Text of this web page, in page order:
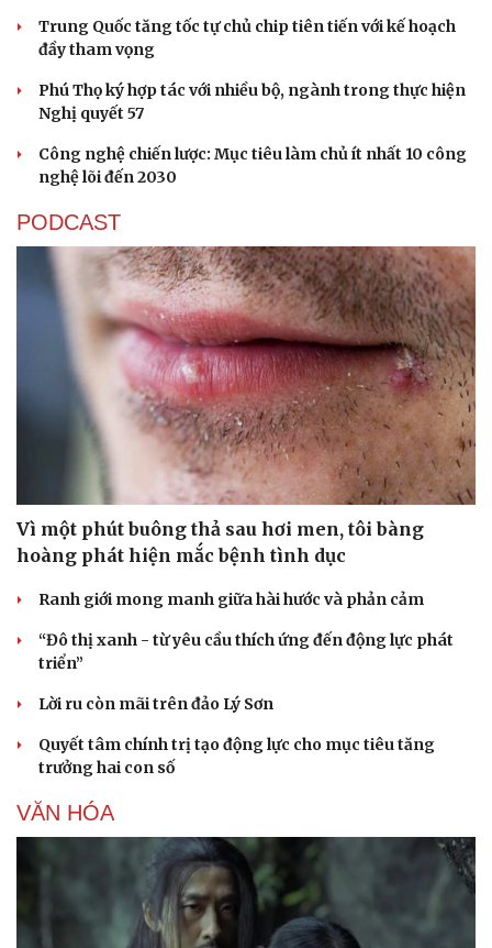
Văn hóa
Sân khấu - Điện ảnh
Giải trí
Nghệ sĩ
Thời trang
Sao Việt
Trung Quốc tăng tốc tự chủ chip tiên tiến với kế hoạch
đầy tham vọng
Phú Thọ ký hợp tác với nhiều bộ, ngành trong thực hiện
Nghị quyết 57
Công nghệ chiến lược: Mục tiêu làm chủ ít nhất 10 công
nghệ lõi đến 2030
PODCAST
Vì một phút buông thả sau hơi men, tôi bàng
hoàng phát hiện mắc bệnh tình dục
Ranh giới mong manh giữa hài hước và phản cảm
“Đô thị xanh - từ yêu cầu thích ứng đến động lực phát
triển”
Lời ru còn mãi trên đảo Lý Sơn
Quyết tâm chính trị tạo động lực cho mục tiêu tăng
trưởng hai con số
VĂN HÓA